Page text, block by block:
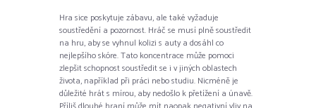
Hra sice poskytuje zábavu, ale také vyžaduje
soustředění a pozornost. Hráč se musí plně soustředit
na hru, aby se vyhnul kolizi s auty a dosáhl co
nejlepšího skóre. Tato koncentrace může pomoci
zlepšit schopnost soustředit se i v jiných oblastech
života, například při práci nebo studiu. Nicméně je
důležité hrát s mírou, aby nedošlo k přetížení a únavě.